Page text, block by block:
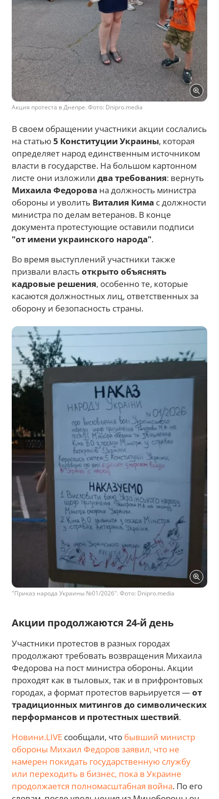
Акция протеста в Днепре. Фото: Dnipro.media
В своем обращении участники акции сослались
на статью5 Конституции Украины, которая
определяет народ единственным источником
власти в государстве. На большом картонном
листе они изложили два требования: вернуть
Михаила Федорова на должность министра
обороны и уволить Виталия Кима с должности
министра по делам ветеранов. В конце
документа протестующие оставили подписи
"от имени украинского народа".
Во время выступлений участники также
призвали власть открыто объяснять
кадровые решения, особенно те, которые
касаются должностных лиц, ответственных за
оборону и безопасность страны.
"Приказ народа Украины №01/2026". Фото: Dnipro.media
Акции продолжаются 24-й день
Участники протестов в разных городах
продолжают требовать возвращения Михаила
Федорова на пост министра обороны. Акции
проходят как в тыловых, так и в прифронтовых
городах, а формат протестов варьируется —от
традиционных митингов до символических
перформансов и протестных шествий.
Новини.LIVE сообщали, что бывший министр
обороны Михаил Федоров заявил, что не
намерен покидать государственную службу
или переходить в бизнес, пока в Украине
продолжается полномасштабная война. По его